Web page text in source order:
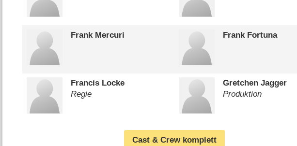
Frank Mercuri Frank Fortuna
Francis Locke
Regie
Gretchen Jagger
Produktion
Cast & Crew komplett